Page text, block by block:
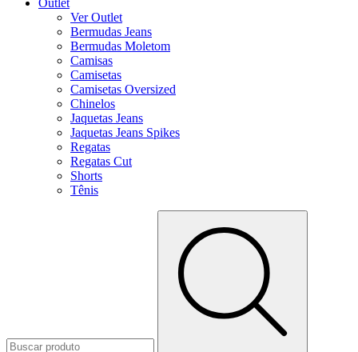
Outlet
Ver Outlet
Bermudas Jeans
Bermudas Moletom
Camisas
Camisetas
Camisetas Oversized
Chinelos
Jaquetas Jeans
Jaquetas Jeans Spikes
Regatas
Regatas Cut
Shorts
Tênis